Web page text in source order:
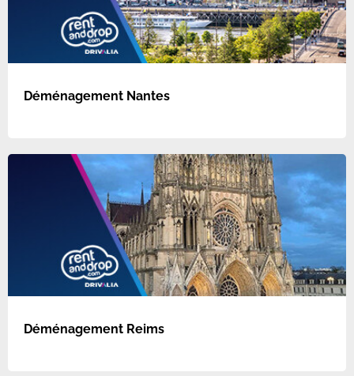
Déménagement Nantes
Déménagement Reims